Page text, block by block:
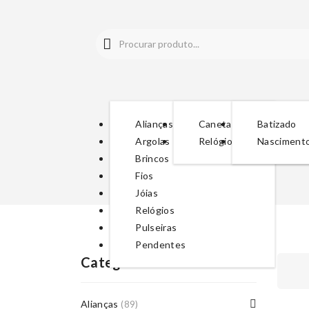
Alianças
Argolas
Brincos
Fios
Jóias
Relógios
Pulseiras
Pendentes
Canetas
Relógios
Batizado
Categorias De Produto
Alianças (89)